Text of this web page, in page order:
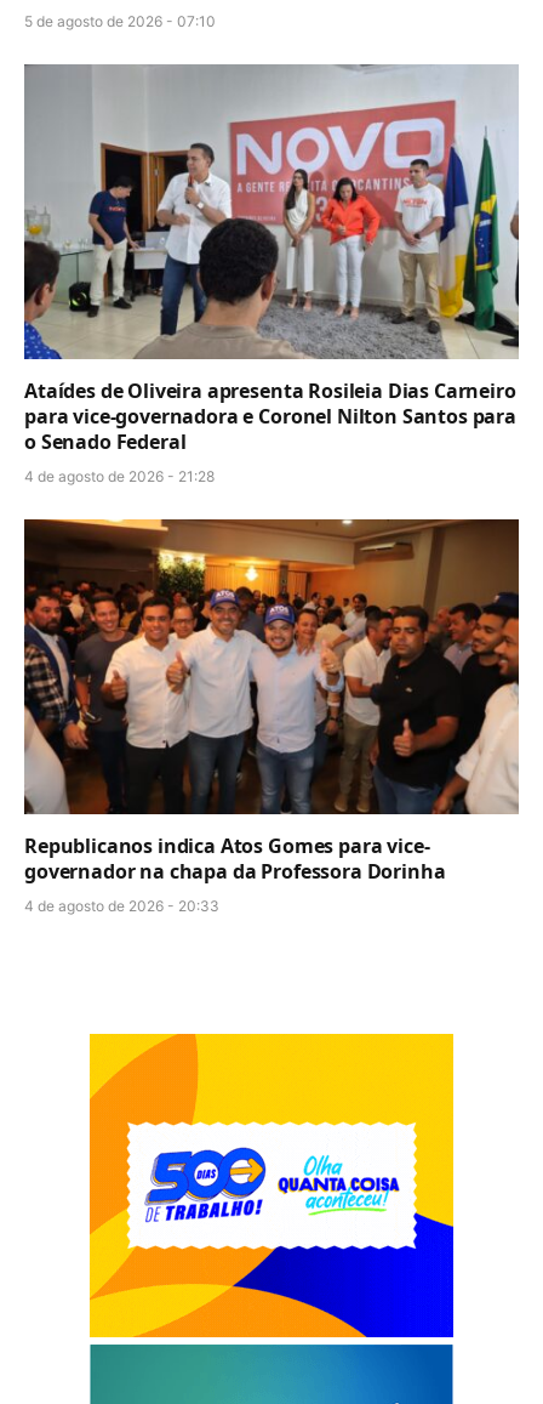
5 de agosto de 2026 - 07:10
Ataídes de Oliveira apresenta Rosileia Dias Carneiro
para vice-governadora e Coronel Nilton Santos para
o Senado Federal
4 de agosto de 2026 - 21:28
Republicanos indica Atos Gomes para vice-
governador na chapa da Professora Dorinha
4 de agosto de 2026 - 20:33